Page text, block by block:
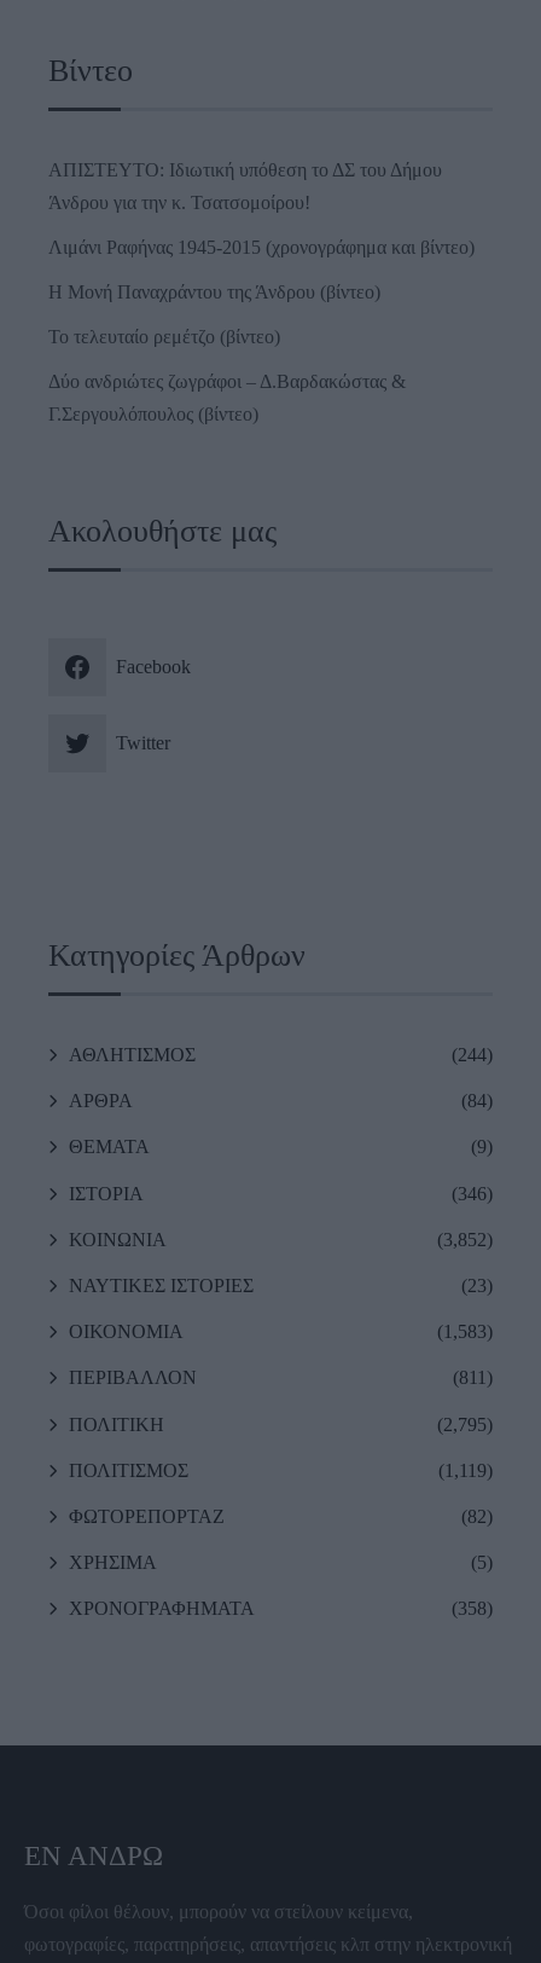
Βίντεο
ΑΠΙΣΤΕΥΤΟ: Ιδιωτική υπόθεση το ΔΣ του Δήμου
Άνδρου για την κ. Τσατσομοίρου!
Λιμάνι Ραφήνας 1945-2015 (χρονογράφημα και βίντεο)
Η Μονή Παναχράντου της Άνδρου (βίντεο)
Το τελευταίο ρεμέτζο (βίντεο)
Δύο ανδριώτες ζωγράφοι – Δ.Βαρδακώστας &
Γ.Σεργουλόπουλος (βίντεο)
Ακολουθήστε μας
Facebook
Twitter
Κατηγορίες Άρθρων
ΑΘΛΗΤΙΣΜΟΣ (244)
ΑΡΘΡΑ (84)
ΘΕΜΑΤΑ (9)
ΙΣΤΟΡΙΑ (346)
ΚΟΙΝΩΝΙΑ (3,852)
ΝΑΥΤΙΚΕΣ ΙΣΤΟΡΙΕΣ (23)
ΟΙΚΟΝΟΜΙΑ (1,583)
ΠΕΡΙΒΑΛΛΟΝ (811)
ΠΟΛΙΤΙΚΗ (2,795)
ΠΟΛΙΤΙΣΜΟΣ (1,119)
ΦΩΤΟΡΕΠΟΡΤΑΖ (82)
ΧΡΗΣΙΜΑ (5)
ΧΡΟΝΟΓΡΑΦΗΜΑΤΑ (358)
ΕΝ ΆΝΔΡΩ
Όσοι φίλοι θέλουν, μπορούν να στείλουν κείμενα,
φωτογραφίες, παρατηρήσεις, απαντήσεις κλπ στην ηλεκτρονική